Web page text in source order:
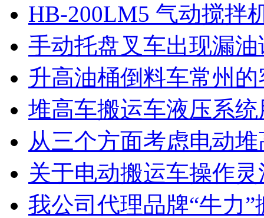
HB-200LM5 气动搅
手动托盘叉车出现漏
升高油桶倒料车常州
堆高车搬运车液压系
从三个方面考虑电动
关于电动搬运车操作
我公司代理品牌“牛力